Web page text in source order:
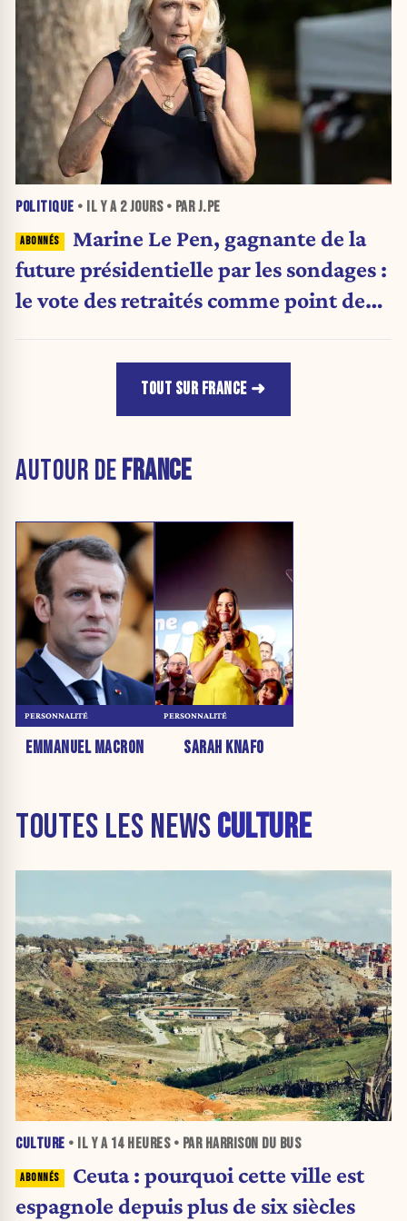
POLITIQUE • IL Y A 2 JOURS• PAR J.PE
Marine Le Pen, gagnante de la
future présidentielle par les sondages :
le vote des retraités comme point de
TOUT SUR FRANCE
AUTOUR DEFRANCE
EMMANUEL MACRON
PERSONNALITÉ
SARAH KNAFO
PERSONNALITÉ
TOUTES LES NEWSCULTURE
CULTURE • IL Y A 14 HEURES• PAR HARRISON DU BUS
Ceuta : pourquoi cette ville est
espagnole depuis plus de six siècles